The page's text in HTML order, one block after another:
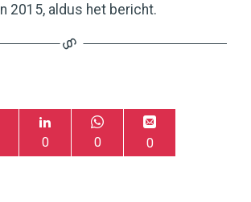
2015, aldus het bericht.
0 0 0